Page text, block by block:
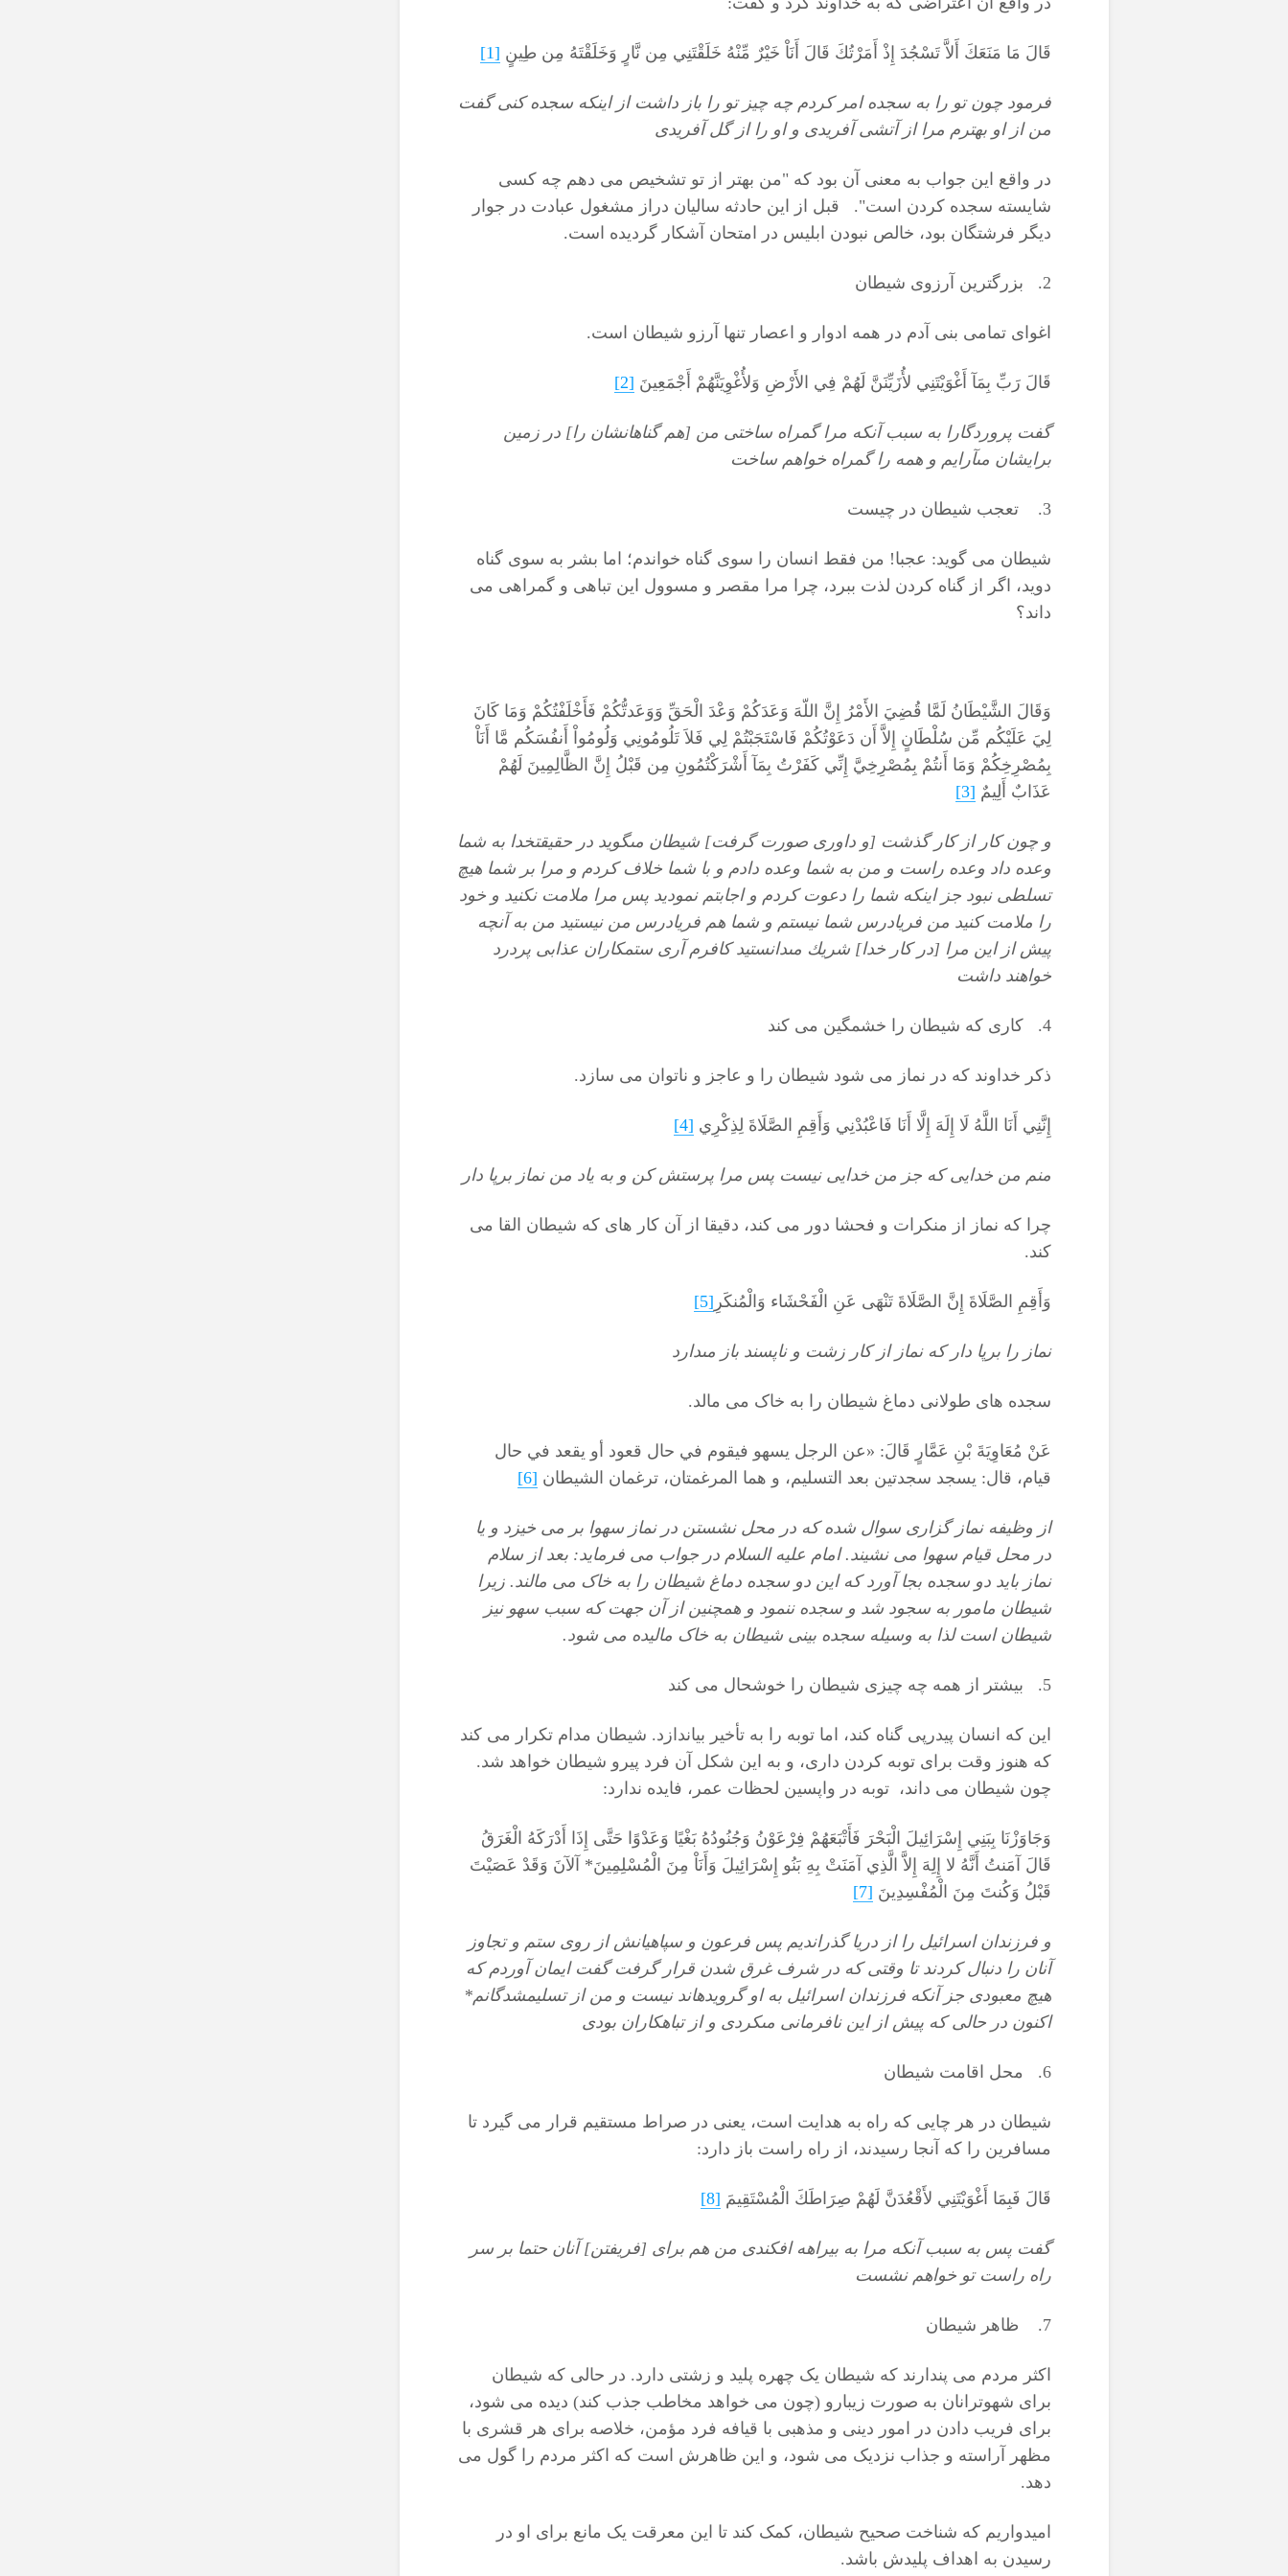
قَالَ مَا مَنَعَكَ أَلاَّ تَسْجُدَ إِذْ أَمَرْتُكَ قَالَ أَنَاْ خَيْرٌ مِّنْهُ خَلَقْتَنِي مِن نَّارٍ وَخَلَقْتَهُ مِن طِينٍ [1]
فرمود چون تو را به سجده امر كردم چه چيز تو را باز داشت از اينكه سجده كنى گفت
من از او بهترم مرا از آتشى آفريدى و او را از گل آفريدى
در واقع این جواب به معنی آن بود که "من بهتر از تو تشخیص می دهم چه کسی
شایسته سجده کردن است". قبل از این حادثه سالیان دراز مشغول عبادت در جوار
دیگر فرشتگان بود، خالص نبودن ابلیس در امتحان آشکار گردیده است.
2. بزرگترین آرزوی شیطان
اغوای تمامی بنی آدم در همه ادوار و اعصار تنها آرزو شیطان است.
قَالَ رَبِّ بِمَآ أَغْوَيْتَنِي لأُزَيِّنَنَّ لَهُمْ فِي الأَرْضِ وَلأُغْوِيَنَّهُمْ أَجْمَعِينَ [2]
گفت پروردگارا به سبب آنكه مرا گمراه ساختى من [هم گناهانشان را] در زمين
برايشان مى‏آرايم و همه را گمراه خواهم ساخت
3. تعجب شیطان در چیست
شیطان می گوید: عجبا! من فقط انسان را سوی گناه خواندم؛ اما بشر به سوی گناه
دوید، اگر از گناه کردن لذت ببرد، چرا مرا مقصر و مسوول این تباهی و گمراهی می
داند؟
وَقَالَ الشَّيْطَانُ لَمَّا قُضِيَ الأَمْرُ إِنَّ اللّهَ وَعَدَكُمْ وَعْدَ الْحَقِّ وَوَعَدتُّكُمْ فَأَخْلَفْتُكُمْ وَمَا كَانَ
لِيَ عَلَيْكُم مِّن سُلْطَانٍ إِلاَّ أَن دَعَوْتُكُمْ فَاسْتَجَبْتُمْ لِي فَلاَ تَلُومُونِي وَلُومُواْ أَنفُسَكُم مَّا أَنَاْ
بِمُصْرِخِكُمْ وَمَا أَنتُمْ بِمُصْرِخِيَّ إِنِّي كَفَرْتُ بِمَآ أَشْرَكْتُمُونِ مِن قَبْلُ إِنَّ الظَّالِمِينَ لَهُمْ
عَذَابٌ أَلِيمٌ [3]
و چون كار از كار گذشت [و داورى صورت گرفت] شيطان مى‏گويد در حقيقت‏خدا به شما
وعده داد وعده راست و من به شما وعده دادم و با شما خلاف كردم و مرا بر شما هيچ
تسلطى نبود جز اينكه شما را دعوت كردم و اجابتم نموديد پس مرا ملامت نكنيد و خود
را ملامت كنيد من فريادرس شما نيستم و شما هم فريادرس من نيستيد من به آنچه
پيش از اين مرا [در كار خدا] شريك مى‏دانستيد كافرم آرى ستمكاران عذابى پردرد
خواهند داشت
4. کاری که شیطان را خشمگین می کند
ذکر خداوند که در نماز می شود شیطان را و عاجز و ناتوان می سازد.
إِنَّنِي أَنَا اللَّهُ لَا إِلَهَ إِلَّا أَنَا فَاعْبُدْنِي وَأَقِمِ الصَّلَاةَ لِذِكْرِي [4]
منم من خدايى كه جز من خدايى نيست پس مرا پرستش كن و به ياد من نماز برپا دار
چرا که نماز از منکرات و فحشا دور می کند، دقیقا از آن کار های که شیطان القا می
کند.
وَأَقِمِ الصَّلَاةَ إِنَّ الصَّلَاةَ تَنْهَى عَنِ الْفَحْشَاء وَالْمُنكَرِ [5]
نماز را برپا دار كه نماز از كار زشت و ناپسند باز مى‏دارد
سجده های طولانی دماغ شیطان را به خاک می مالد.
عَنْ مُعَاوِيَةَ بْنِ عَمَّارٍ قَالَ: «عن الرجل يسهو فيقوم في حال قعود أو يقعد في حال
قيام، قال: يسجد سجدتين بعد التسليم، و هما المرغمتان، ترغمان الشيطان [6]
از وظیفه نماز گزاری سوال شده که در محل نشستن در نماز سهوا بر می خیزد و یا
در محل قیام سهوا می نشیند. امام علیه السلام در جواب می فرماید: بعد از سلام
نماز باید دو سجده بجا آورد که این دو سجده دماغ شیطان را به خاک می مالند. زیرا
شیطان مامور به سجود شد و سجده ننمود و همچنین از آن جهت که سبب سهو نیز
شیطان است لذا به وسیله سجده بینی شیطان به خاک مالیده می شود.
5. بیشتر از همه چه چیزی شیطان را خوشحال می کند
این که انسان پیدرپی گناه کند، اما توبه را به تأخیر بیاندازد. شیطان مدام تکرار می کند
که هنوز وقت برای توبه کردن داری، و به این شکل آن فرد پیرو شیطان خواهد شد.
چون شیطان می داند، توبه در واپسین لحظات عمر، فایده ندارد:
وَجَاوَزْنَا بِبَنِي إِسْرَائِيلَ الْبَحْرَ فَأَتْبَعَهُمْ فِرْعَوْنُ وَجُنُودُهُ بَغْيًا وَعَدْوًا حَتَّى إِذَا أَدْرَكَهُ الْغَرَقُ
قَالَ آمَنتُ أَنَّهُ لا إِلِهَ إِلاَّ الَّذِي آمَنَتْ بِهِ بَنُو إِسْرَائِيلَ وَأَنَاْ مِنَ الْمُسْلِمِينَ* آلآنَ وَقَدْ عَصَيْتَ
قَبْلُ وَكُنتَ مِنَ الْمُفْسِدِينَ [7]
و فرزندان اسرائيل را از دريا گذرانديم پس فرعون و سپاهيانش از روى ستم و تجاوز
آنان را دنبال كردند تا وقتى كه در شرف غرق شدن قرار گرفت گفت ايمان آوردم كه
هيچ معبودى جز آنكه فرزندان اسرائيل به او گرويده‏اند نيست و من از تسليم‏شدگانم*
اكنون در حالى كه پيش از اين نافرمانى مى‏كردى و از تباهكاران بودى
6. محل اقامت شیطان
شیطان در هر چایی که راه به هدایت است، یعنی در صراط مستقیم قرار می گیرد تا
مسافرین را که آنجا رسیدند، از راه راست باز دارد:
قَالَ فَبِمَا أَغْوَيْتَنِي لأَقْعُدَنَّ لَهُمْ صِرَاطَكَ الْمُسْتَقِيمَ [8]
گفت پس به سبب آنكه مرا به بيراهه افكندى من هم براى [فريفتن] آنان حتما بر سر
راه راست تو خواهم نشست
7. ظاهر شیطان
اکثر مردم می پندارند که شیطان یک چهره پلید و زشتی دارد. در حالی که شیطان
برای شهوترانان به صورت زیبارو (چون می خواهد مخاطب جذب کند) دیده می شود،
برای فریب دادن در امور دینی و مذهبی با قیافه فرد مؤمن، خلاصه برای هر قشری با
مظهر آراسته و جذاب نزدیک می شود، و این ظاهرش است که اکثر مردم را گول می
دهد.
امیدواریم که شناخت صحیح شیطان، کمک کند تا این معرقت یک مانع برای او در
رسیدن به اهداف پلیدش باشد.